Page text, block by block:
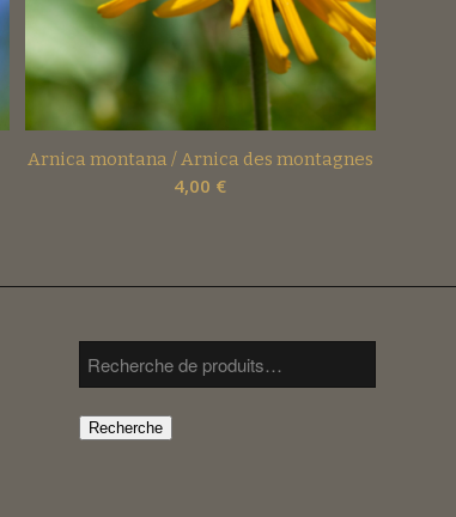
Arnica montana / Arnica des montagnes
4,00 €
Recherche